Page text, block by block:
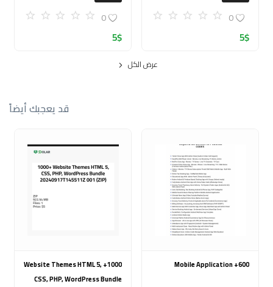
0
5$
0
5$
عرض الكل
قد يعجبك أيضاً
600+ Mobile Application
1000+ Website Themes HTML 5,
CSS, PHP, WordPress Bundle